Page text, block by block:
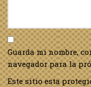
Guarda mi nombre,
navegador para la
Este sitio esta